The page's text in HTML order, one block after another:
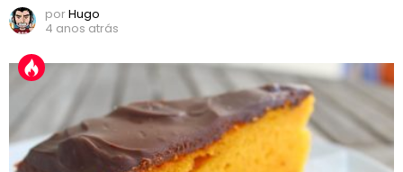
porHugo
4 anos atrás